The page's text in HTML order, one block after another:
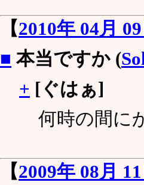
【2010年 04月 09
■ 本当ですか (
+ [ぐはぁ]
何時の間に
【2009年 08月 11